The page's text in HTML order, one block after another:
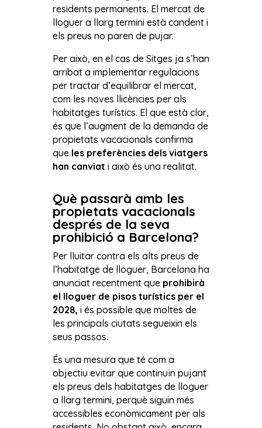
residents permanents. El mercat de
lloguer a llarg termini està candent i
els preus no paren de pujar.
Per això, en el cas de Sitges ja s’han
arribat a implementar regulacions
per tractar d’equilibrar el mercat,
com les noves llicències per als
habitatges turístics. El que està clar,
és que l’augment de la demanda de
propietats vacacionals confirma
que les preferències dels viatgers
han canviat i això és una realitat.
Què passarà amb les
propietats vacacionals
després de la seva
prohibició a Barcelona?
Per lluitar contra els alts preus de
l’habitatge de lloguer, Barcelona ha
anunciat recentment que prohibirà
el lloguer de pisos turístics per el
2028, i és possible que moltes de
les principals ciutats segueixin els
seus passos.
És una mesura que té com a
objectiu evitar que continuïn pujant
els preus dels habitatges de lloguer
a llarg termini, perquè siguin més
accessibles econòmicament per als